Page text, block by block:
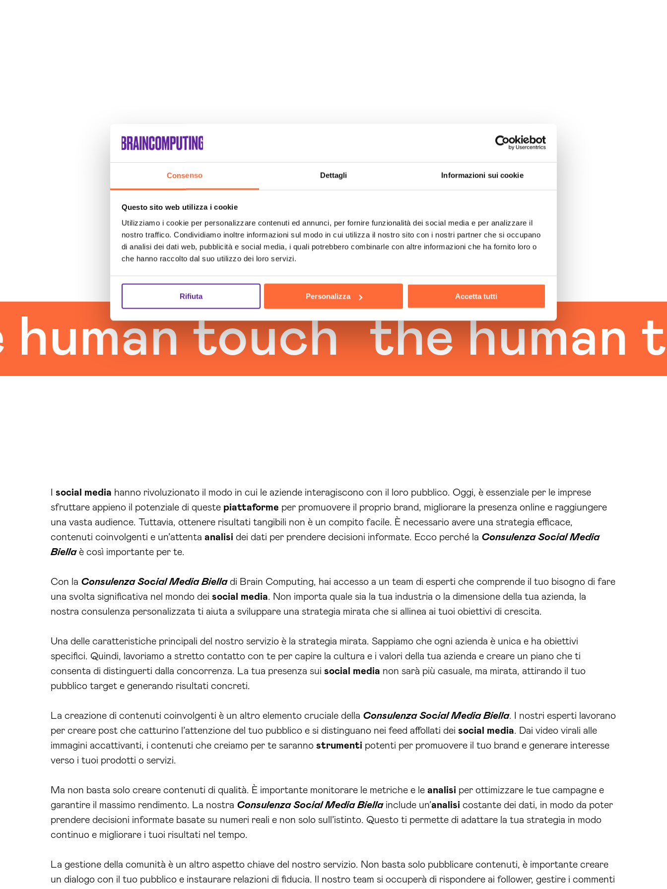
Consenso Dettagli Informazioni sui cookie
Questo sito web utilizza i cookie
Utilizziamo i cookie per personalizzare contenuti ed annunci, per fornire funzionalità dei social media e per analizzare il
nostro traffico. Condividiamo inoltre informazioni sul modo in cui utilizza il nostro sito con i nostri partner che si occupano
di analisi dei dati web, pubblicità e social media, i quali potrebbero combinarle con altre informazioni che ha fornito loro o
che hanno raccolto dal suo utilizzo dei loro servizi.
Rifiuta Personalizza Accetta tutti
touch the human
social media hanno rivoluzionato il modo in cui le aziende interagiscono con il loro pubblico. Oggi, è essenziale per le imprese
sfruttare appieno il potenziale di queste piattaforme per promuovere il proprio brand, migliorare la presenza online e raggiungere
una vasta audience. Tuttavia, ottenere risultati tangibili non è un compito facile. È necessario avere una strategia efficace,
contenuti coinvolgenti e un’attenta analisi dei dati per prendere decisioni informate. Ecco perché la Consulenza Social Media
Biellaè così importante per te.
Con la Consulenza Social Media Bielladi Brain Computing, hai accesso a un team di esperti che comprende il tuo bisogno di fare
una svolta significativa nel mondo dei social media. Non importa quale sia la tua industria o la dimensione della tua azienda, la
nostra consulenza personalizzata ti aiuta a sviluppare una strategia mirata che si allinea ai tuoi obiettivi di crescita.
Una delle caratteristiche principali del nostro servizio è la strategia mirata. Sappiamo che ogni azienda è unica e ha obiettivi
specifici. Quindi, lavoriamo a stretto contatto con te per capire la cultura e i valori della tua azienda e creare un piano che ti
consenta di distinguerti dalla concorrenza. La tua presenza sui social media non sarà più casuale, ma mirata, attirando il tuo
pubblico target e generando risultati concreti.
La creazione di contenuti coinvolgenti è un altro elemento cruciale della Consulenza Social Media Biella. I nostri esperti lavorano
per creare post che catturino l’attenzione del tuo pubblico e si distinguano nei feed affollati dei social media. Dai video virali alle
immagini accattivanti, i contenuti che creiamo per te saranno strumenti potenti per promuovere il tuo brand e generare interesse
verso i tuoi prodotti o servizi.
Ma non basta solo creare contenuti di qualità. È importante monitorare le metriche e le analisi per ottimizzare le tue campagne e
garantire il massimo rendimento. La nostra Consulenza Social Media Biellainclude un’analisi costante dei dati, in modo da poter
prendere decisioni informate basate su numeri reali e non solo sull’istinto. Questo ti permette di adattare la tua strategia in modo
continuo e migliorare i tuoi risultati nel tempo.
La gestione della comunità è un altro aspetto chiave del nostro servizio. Non basta solo pubblicare contenuti, è importante creare
un dialogo con il tuo pubblico e instaurare relazioni di fiducia. Il nostro team si occuperà di rispondere ai follower, gestire i commenti